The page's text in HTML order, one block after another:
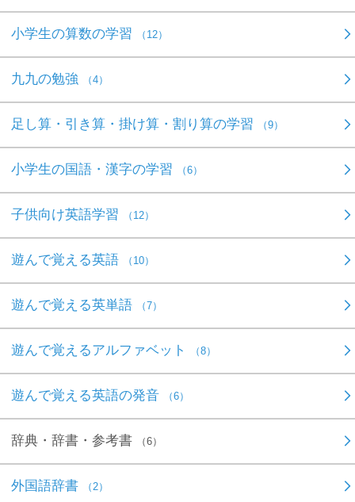
小学生の算数の学習 （12）
九九の勉強 （4）
足し算・引き算・掛け算・割り算の学習 （9）
小学生の国語・漢字の学習 （6）
子供向け英語学習 （12）
遊んで覚える英語 （10）
遊んで覚える英単語 （7）
遊んで覚えるアルファベット （8）
遊んで覚える英語の発音 （6）
辞典・辞書・参考書 （6）
外国語辞書 （2）